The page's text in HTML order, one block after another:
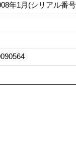
年1月(シリアル番